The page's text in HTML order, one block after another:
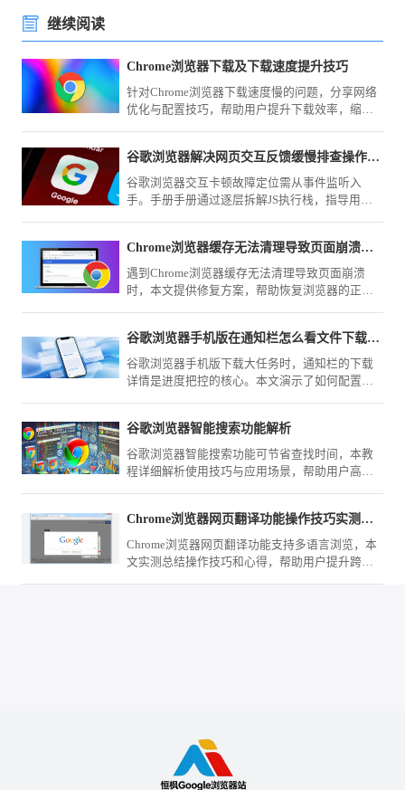
继续阅读
Chrome浏览器下载及下载速度提升技巧
针对Chrome浏览器下载速度慢的问题，分享网络
优化与配置技巧，帮助用户提升下载效率，缩短
谷歌浏览器解决网页交互反馈缓慢排查操作手册
谷歌浏览器交互卡顿故障定位需从事件监听入
手。手册手册通过逐层拆解JS执行栈，指导用户
Chrome浏览器缓存无法清理导致页面崩溃的修复
遇到Chrome浏览器缓存无法清理导致页面崩溃
时，本文提供修复方案，帮助恢复浏览器的正常
谷歌浏览器手机版在通知栏怎么看文件下载的具体百分比
谷歌浏览器手机版下载大任务时，通知栏的下载
详情是进度把控的核心。本文演示了如何配置显
使用。
谷歌浏览器智能搜索功能解析
谷歌浏览器智能搜索功能可节省查找时间，本教
程详细解析使用技巧与应用场景，帮助用户高效
Chrome浏览器网页翻译功能操作技巧实测心得总结
Chrome浏览器网页翻译功能支持多语言浏览，本
文实测总结操作技巧和心得，帮助用户提升跨语